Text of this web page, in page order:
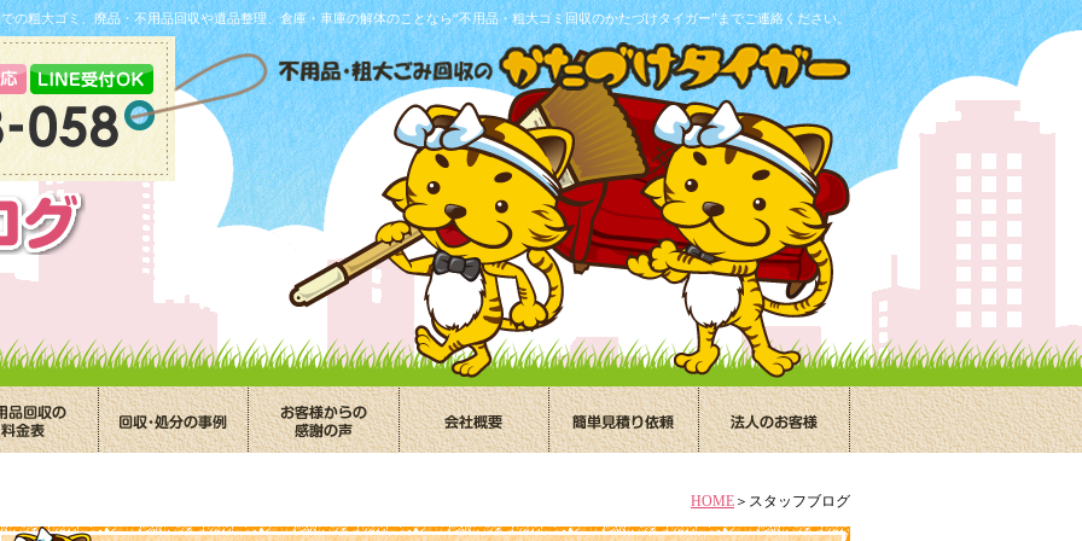
の粗大ゴミ、廃品・不用品回収や遺品整理、倉庫・車庫の解体のことなら“不用品・粗大ゴミ回収のかたづけタイガー”までご連絡ください。
HOME ＞スタッフブログ